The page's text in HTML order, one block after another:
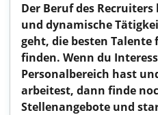
Der Beruf des
und dynamische
geht, die besten
finden. Wenn du
Personalbereich hast
arbeitest, dann finde
Stellenangebote und